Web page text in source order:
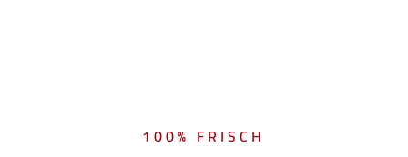
100% FRISCH